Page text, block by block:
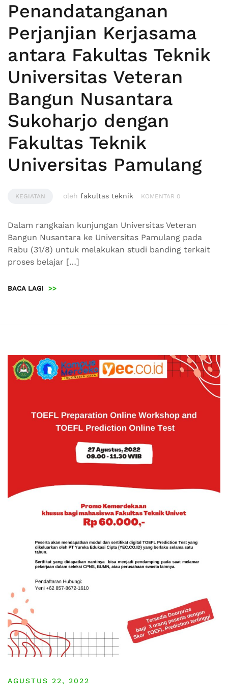
Penandatanganan
Perjanjian Kerjasama
antara Fakultas Teknik
Universitas Veteran
Bangun Nusantara
Sukoharjo dengan
Fakultas Teknik
Universitas Pamulang
KEGIATAN oleh fakultas teknik KOMENTAR 0
Dalam rangkaian kunjungan Universitas Veteran
Bangun Nusantara ke Universitas Pamulang pada
Rabu (31/8) untuk melakukan studi banding terkait
proses belajar […]
BACA LAGI >>
AGUSTUS 22, 2022